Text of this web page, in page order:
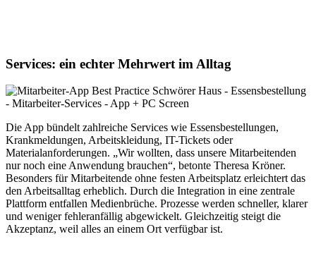
Services: ein echter Mehrwert im Alltag
Die App bündelt zahlreiche Services wie Essensbestellungen,
Krankmeldungen, Arbeitskleidung, IT-Tickets oder
Materialanforderungen. „Wir wollten, dass unsere Mitarbeitenden
nur noch eine Anwendung brauchen“, betonte Theresa Kröner.
Besonders für Mitarbeitende ohne festen Arbeitsplatz erleichtert das
den Arbeitsalltag erheblich. Durch die Integration in eine zentrale
Plattform entfallen Medienbrüche. Prozesse werden schneller, klarer
und weniger fehleranfällig abgewickelt. Gleichzeitig steigt die
Akzeptanz, weil alles an einem Ort verfügbar ist.